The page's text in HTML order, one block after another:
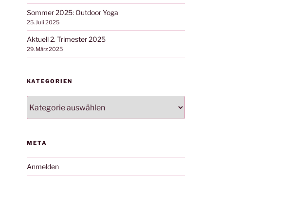
Sommer 2025: Outdoor Yoga
25. Juli 2025
Aktuell 2. Trimester 2025
29. März 2025
KATEGORIEN
META
Anmelden